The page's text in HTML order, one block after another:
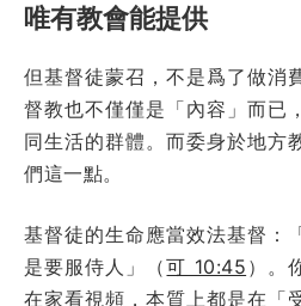
唯有教會能提供
但基督徒蒙召，不是爲了做消
督教也不僅僅是「內容」而已
同生活的群體。而委身於地方
們這一點。
基督徒的生命應當效法基督：
是要服侍人」（可 10:45 ）。
在家看視頻，本質上都是在「